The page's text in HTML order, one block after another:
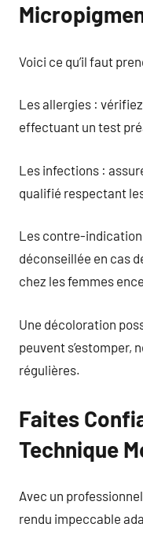
Voici ce qu’il faut
Les allergies :
effectuant un test
Les infections :
qualifié respectant
Les contre-
déconseillée en cas
chez les femmes
Une décoloration
peuvent s’estomper,
régulières.
Faites
Technique
Avec un
rendu impeccable